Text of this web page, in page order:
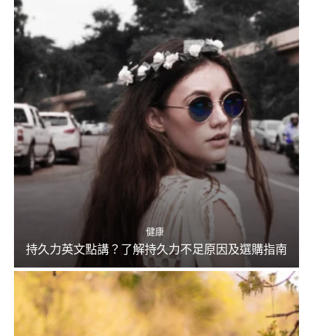
健康
持久力英文點講？了解持久力不足原因及選購指南